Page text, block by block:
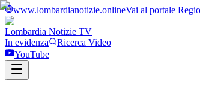
www.lombardianotizie.onlineVai al portale
Lombardia Notizie TV
In evidenza
Ricerca Video
YouTube